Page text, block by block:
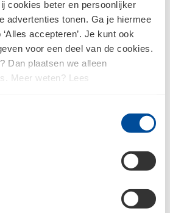
cookies beter en persoonlijker
advertenties tonen. Ga je hiermee
accepteren’. Je kunt ook
voor een deel van de cookies.
Dan plaatsen we alleen
Meer weten? Lees
PVC klemzadel 80/75x50